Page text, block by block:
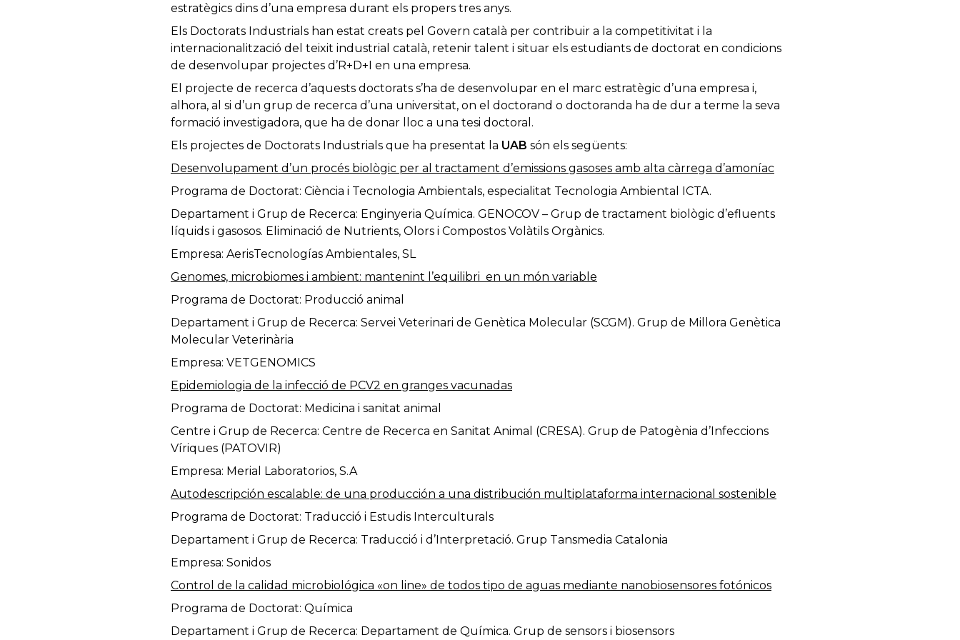
estratègics dins d’una empresa durant els propers tres anys.
Els Doctorats Industrials han estat creats pel Govern català per contribuir a la competitivitat i la
internacionalització del teixit industrial català, retenir talent i situar els estudiants de doctorat en condicions
de desenvolupar projectes d’R+D+I en una empresa.
El projecte de recerca d’aquests doctorats s’ha de desenvolupar en el marc estratègic d’una empresa i,
alhora, al si d’un grup de recerca d’una universitat, on el doctorand o doctoranda ha de dur a terme la seva
formació investigadora, que ha de donar lloc a una tesi doctoral.
Els projectes de Doctorats Industrials que ha presentat la UAB són els següents:
Desenvolupament d’un procés biològic per al tractament d’emissions gasoses amb alta càrrega d’amoníac
Programa de Doctorat: Ciència i Tecnologia Ambientals, especialitat Tecnologia Ambiental ICTA.
Departament i Grup de Recerca: Enginyeria Química. GENOCOV – Grup de tractament biològic d’efluents
líquids i gasosos. Eliminació de Nutrients, Olors i Compostos Volàtils Orgànics.
Empresa: AerisTecnologías Ambientales, SL
Genomes, microbiomes i ambient: mantenint l’equilibri en un món variable
Programa de Doctorat: Producció animal
Departament i Grup de Recerca: Servei Veterinari de Genètica Molecular (SCGM). Grup de Millora Genètica
Molecular Veterinària
Empresa: VETGENOMICS
Epidemiologia de la infecció de PCV2 en granges vacunadas
Programa de Doctorat: Medicina i sanitat animal
Centre i Grup de Recerca: Centre de Recerca en Sanitat Animal (CRESA). Grup de Patogènia d’Infeccions
Víriques (PATOVIR)
Empresa: Merial Laboratorios, S.A
Autodescripción escalable: de una producción a una distribución multiplataforma internacional sostenible
Programa de Doctorat: Traducció i Estudis Interculturals
Departament i Grup de Recerca: Traducció i d’Interpretació. Grup Tansmedia Catalonia
Empresa: Sonidos
Control de la calidad microbiológica «on line» de todos tipo de aguas mediante nanobiosensores fotónicos
Programa de Doctorat: Química
Departament i Grup de Recerca: Departament de Química. Grup de sensors i biosensors